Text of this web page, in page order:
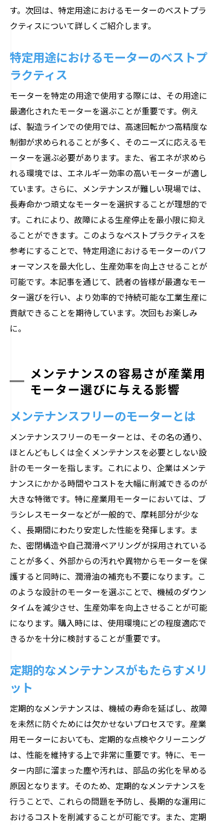
す。次回は、特定用途におけるモーターのベストプラ
クティスについて詳しくご紹介します。
特定用途におけるモーターのベストプ
ラクティス
モーターを特定の用途で使用する際には、その用途に
最適化されたモーターを選ぶことが重要です。例え
ば、製造ラインでの使用では、高速回転かつ高精度な
制御が求められることが多く、そのニーズに応えるモ
ーターを選ぶ必要があります。また、省エネが求めら
れる環境では、エネルギー効率の高いモーターが適し
ています。さらに、メンテナンスが難しい現場では、
長寿命かつ頑丈なモーターを選択することが理想的で
す。これにより、故障による生産停止を最小限に抑え
ることができます。このようなベストプラクティスを
参考にすることで、特定用途におけるモーターのパフ
ォーマンスを最大化し、生産効率を向上させることが
可能です。本記事を通じて、読者の皆様が最適なモー
ター選びを行い、より効率的で持続可能な工業生産に
貢献できることを期待しています。次回もお楽しみ
に。
メンテナンスの容易さが産業用
モーター選びに与える影響
メンテナンスフリーのモーターとは
メンテナンスフリーのモーターとは、その名の通り、
ほとんどもしくは全くメンテナンスを必要としない設
計のモーターを指します。これにより、企業はメンテ
ナンスにかかる時間やコストを大幅に削減できるのが
大きな特徴です。特に産業用モーターにおいては、ブ
ラシレスモーターなどが一般的で、摩耗部分が少な
く、長期間にわたり安定した性能を発揮します。ま
た、密閉構造や自己潤滑ベアリングが採用されている
ことが多く、外部からの汚れや異物からモーターを保
護すると同時に、潤滑油の補充も不要になります。こ
のような設計のモーターを選ぶことで、機械のダウン
タイムを減少させ、生産効率を向上させることが可能
になります。購入時には、使用環境にどの程度適応で
きるかを十分に検討することが重要です。
定期的なメンテナンスがもたらすメリ
ット
定期的なメンテナンスは、機械の寿命を延ばし、故障
を未然に防ぐためには欠かせないプロセスです。産業
用モーターにおいても、定期的な点検やクリーニング
は、性能を維持する上で非常に重要です。特に、モー
ター内部に溜まった塵や汚れは、部品の劣化を早める
原因となります。そのため、定期的なメンテナンスを
行うことで、これらの問題を予防し、長期的な運用に
おけるコストを削減することが可能です。また、定期